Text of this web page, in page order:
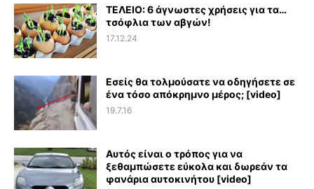
ΤΕΛΕΙΟ: 6 άγνωστες χρήσεις για τα…
τσόφλια των αβγών!
17.12.24
Εσείς θα τολμούσατε να οδηγήσετε σε
ένα τόσο απόκρημνο μέρος; [video]
19.7.16
Αυτός είναι ο τρόπος για να
ξεθαμπώσετε εύκολα και δωρεάν τα
φανάρια αυτοκινήτου [video]